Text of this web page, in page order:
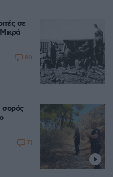
σε
80
σορός
71